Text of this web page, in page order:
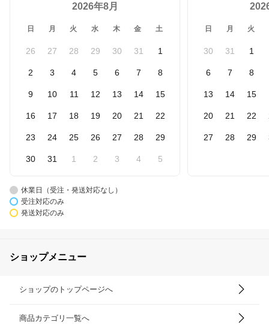
2026年8月
日 月 火 水 木 金 土
26 27 28 29 30 31 1
2 3 4 5 6 7 8
9 10 11 12 13 14 15
16 17 18 19 20 21 22
23 24 25 26 27 28 29
30 31 1 2 3 4 5
日 月 火
30 31 1
6 7 8
13 14 15
20 21 22
27 28 29
休業日（受注・発送対応なし）
受注対応のみ
発送対応のみ
ショップメニュー
ショップのトップページへ
商品カテゴリ一覧へ